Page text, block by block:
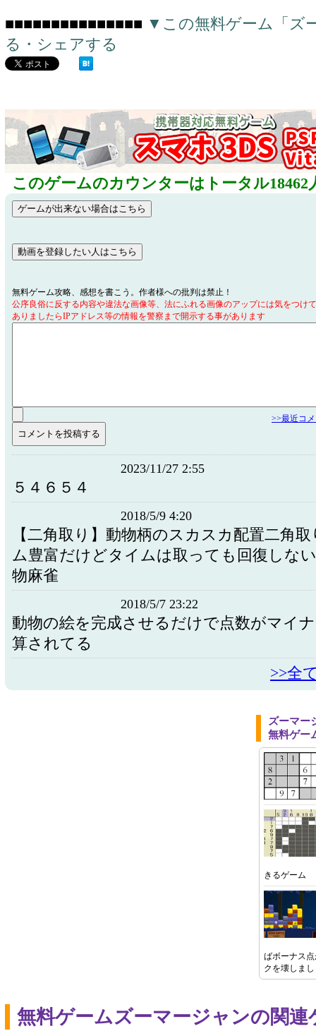
■■■■■■■■■■■■■■■ ▼この無料ゲーム「ズ
る・シェアする
このゲームのカウンターはトータル18462
無料ゲーム攻略、感想を書こう。作者様への批判は禁止！
公序良俗に反する内容や違法な画像等、法にふれる画像のアップには気をつけ
ありましたらIPアドレス等の情報を警察まで開示する事があります
>>最近コ
2023/11/27 2:55
５４６５４
2018/5/9 4:20
【二角取り】動物柄のスカスカ配置二角
ム豊富だけどタイムは取っても回復しな
物麻雀
2018/5/7 23:22
動物の絵を完成させるだけで点数がマイ
算されてる
>>全
ズーマー
無料ゲー
きるゲーム
ばボーナス
クを壊しま
無料ゲームズーマージャンの関